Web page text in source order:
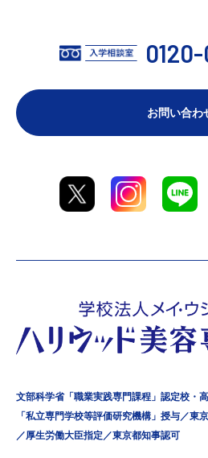
文部科学省「職業実践専門課程」認定校・
「私立専門学校等評価研究機構」授与／東
／厚生労働大臣指定／東京都知事認可
お問い合わ